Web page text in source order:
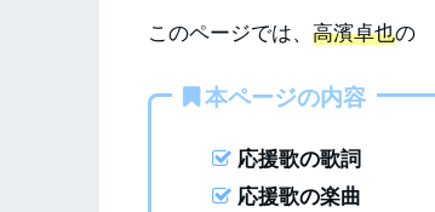
このページでは、 高濱卓也の
本ページの内容
応援歌の歌詞
応援歌の楽曲